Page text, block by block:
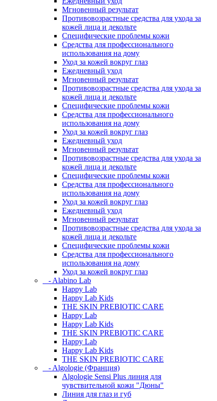
Мгновенный результат
Противовозрастные средства для ухода за
кожей лица и декольте
Специфические проблемы кожи
Средства для профессионального
использования на дому
Уход за кожей вокруг глаз
Ежедневный уход
Мгновенный результат
Противовозрастные средства для ухода за
кожей лица и декольте
Специфические проблемы кожи
Средства для профессионального
использования на дому
Уход за кожей вокруг глаз
Ежедневный уход
Мгновенный результат
Противовозрастные средства для ухода за
кожей лица и декольте
Специфические проблемы кожи
Средства для профессионального
использования на дому
Уход за кожей вокруг глаз
Ежедневный уход
Мгновенный результат
Противовозрастные средства для ухода за
кожей лица и декольте
Специфические проблемы кожи
Средства для профессионального
использования на дому
Уход за кожей вокруг глаз
- Alabino Lab
Happy Lab
Happy Lab Kids
THE SKIN PREBIOTIC CARE
Happy Lab
Happy Lab Kids
THE SKIN PREBIOTIC CARE
Happy Lab
Happy Lab Kids
THE SKIN PREBIOTIC CARE
- Algologie (Франция)
Algologie Sensi Plus линия для
чувcтвительной кожи "Дюны"
Линия для глаз и губ